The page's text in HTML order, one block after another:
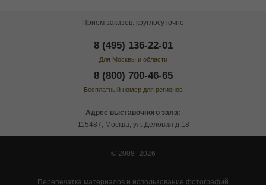
Прием заказов: круглосуточно
8 (495) 136-22-01
Для Москвы и области
8 (800) 700-46-65
Бесплатный номер для регионов
Адрес выставочного зала:
115487, Москва, ул. Деловая д.18
© 2008–2026
Перепечатка материалов и использование фотографий